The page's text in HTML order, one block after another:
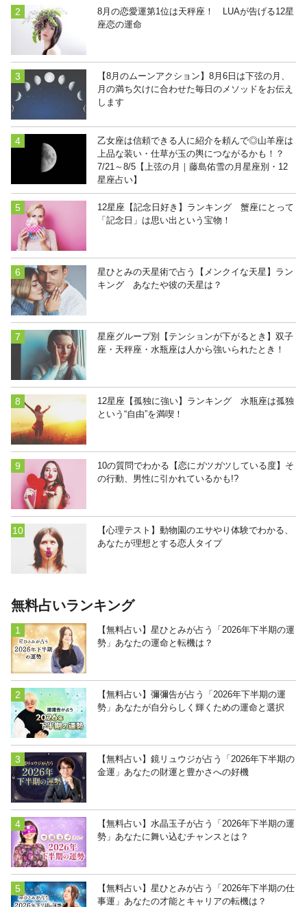
8月の恋愛運第1位は天秤座！ LUAが告げる12星
座恋の運命
【8月のムーンアクション】8月6日は下弦の月、
月の満ち欠けに合わせた毎日のメソッドをお伝え
します
乙女座は信頼できる人に紹介を頼んで◎山羊座は
上品な装い・仕草が玉の輿につながるかも！？
7/21～8/5【上弦の月｜藤島佑雪の月星座別・12
星座占い】
12星座【記念日好き】ランキング 蟹座にとって
「記念日」は思い出という宝物！
星ひとみの天星術で占う【メンクイな天星】ラン
キング あなたや彼の天星は？
星座グループ別【テンションが下がるとき】双子
座・天秤座・水瓶座は人から強いられたとき！
12星座【孤独に強い】ランキング 水瓶座は孤独
という“自由”を満喫！
10の質問でわかる【恋にガツガツしている度】そ
の行動、男性に引かれているかも!?
【心理テスト】動物園のエサやり体験でわかる、
あなたが理想とする恋人タイプ
無料占いランキング
【無料占い】星ひとみが占う「2026年下半期の運
勢」あなたの運命と転機は？
【無料占い】彌彌告が占う「2026年下半期の運
勢」あなたが自分らしく輝くための運命と選択
【無料占い】鏡リュウジが占う「2026年下半期の
金運」あなたの財運と豊かさへの好機
【無料占い】水晶玉子が占う「2026年下半期の運
勢」あなたに舞い込むチャンスとは？
【無料占い】星ひとみが占う「2026年下半期の仕
事運」あなたの才能とキャリアの転機は？